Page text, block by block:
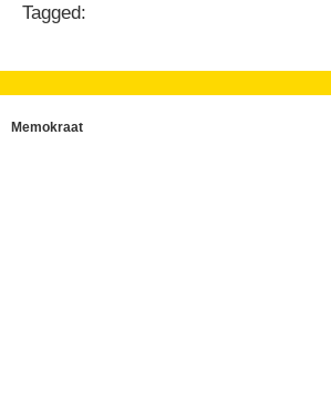
Tagged:
Memokraat